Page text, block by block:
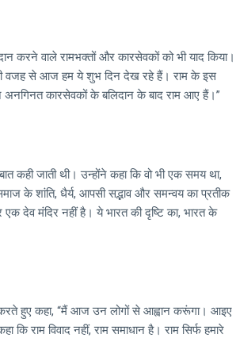
करने वाले रामभक्तों और कारसेवकों को भी याद किया।
की वजह से आज हम ये शुभ दिन देख रहे हैं। राम के इस
अनगिनत कारसेवकों के बलिदान के बाद राम आए हैं।”
कही जाती थी। उन्होंने कहा कि वो भी एक समय था,
के शांति, धैर्य, आपसी सद्भाव और समन्वय का प्रतीक
एक देव मंदिर नहीं है। ये भारत की दृष्टि का, भारत के
करते हुए कहा, “मैं आज उन लोगों से आह्वान करूंगा। आइए
राम विवाद नहीं, राम समाधान है। राम सिर्फ हमारे